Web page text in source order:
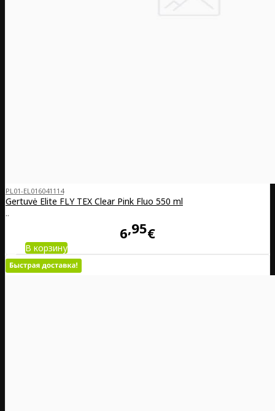
PL01-EL016041114
Gertuvė Elite FLY TEX Clear Pink Fluo 550 ml
..
6 95€
В корзину